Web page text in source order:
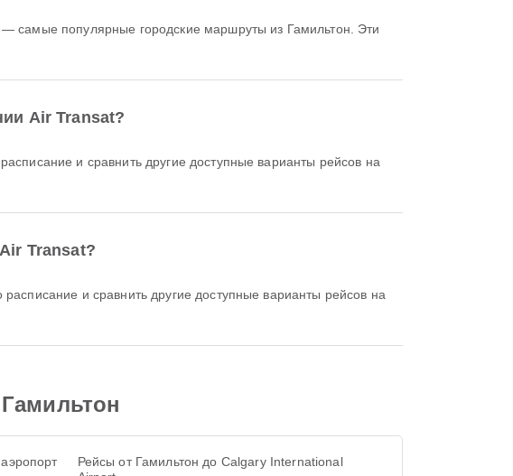
самые популярные городские маршруты из Гамильтон. Эти
Air Transat?
Transat?
Рейсы от Гамильтон до Calgary International